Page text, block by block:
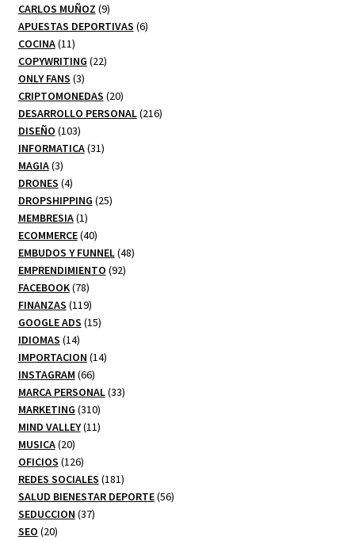
productos
CARLOS MUÑOZ 99
productos
APUESTAS DEPORTIVAS 66
COCINA 1111
productos
COPYWRITING 2222
ONLY FANS 33
productos
CRIPTOMONEDAS 2020
productos
DESARROLLO PERSONAL 216216
DISEÑO 103103
productos
INFORMATICA 3131
MAGIA 33
productos
DRONES 44
productos
DROPSHIPPING 2525
MEMBRESIA 11
producto
ECOMMERCE 4040
productos
EMBUDOS Y FUNNEL 4848
EMPRENDIMIENTO 9292
FACEBOOK 7878
productos
FINANZAS 119119
productos
GOOGLE ADS 1515
IDIOMAS 1414
productos
IMPORTACION 1414
INSTAGRAM 6666
productos
MARCA PERSONAL 3333
MARKETING 310310
productos
MIND VALLEY 1111
MUSICA 2020
productos
OFICIOS 126126
productos
REDES SOCIALES 181181
productos
SALUD BIENESTAR DEPORTE 5656
SEDUCCION 3737
SEO 2020